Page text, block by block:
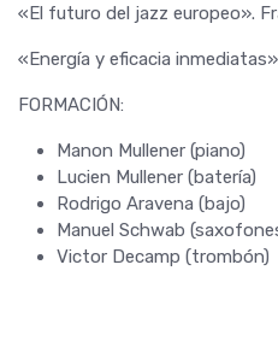
«El futuro del jazz europeo».
«Energía y eficacia
FORMACIÓN:
Manon Mullener (piano)
Lucien Mullener (batería)
Rodrigo Aravena (bajo)
Manuel Schwab
Victor Decamp (trombón)